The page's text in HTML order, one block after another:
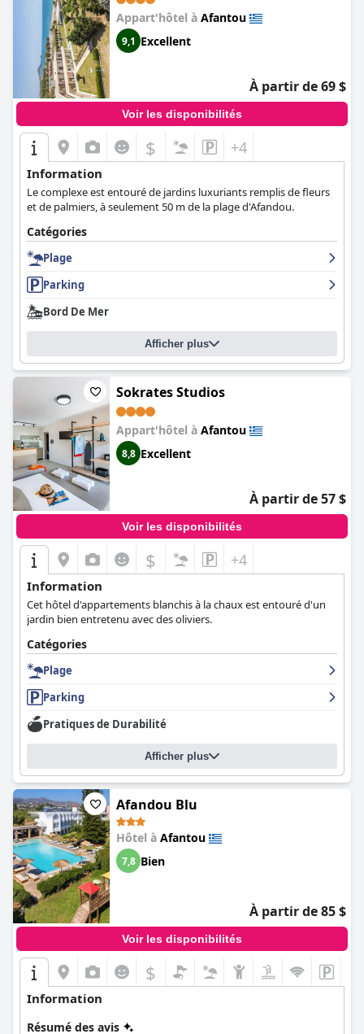
Appart'hôtel à Afantou
9,1 Excellent
À partir de 69 $
Voir les disponibilités
$ +4
Information
Le complexe est entouré de jardins luxuriants remplis de fleurs
et de palmiers, à seulement 50 m de la plage d'Afandou.
Catégories
Plage
Parking
Bord De Mer
Afficher plus
Sokrates Studios
Appart'hôtel à Afantou
8,8 Excellent
À partir de 57 $
Voir les disponibilités
$ +4
Information
Cet hôtel d'appartements blanchis à la chaux est entouré d'un
jardin bien entretenu avec des oliviers.
Catégories
Plage
Parking
Pratiques de Durabilité
Afficher plus
Afandou Blu
Hôtel à Afantou
7,8 Bien
À partir de 85 $
Voir les disponibilités
$
Information
Résumé des avis